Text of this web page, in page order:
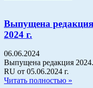
Выпущена
2024 г.
06.06.2024
Выпущена редакция
RU от 05.06.2024 г.
Читать полностью »